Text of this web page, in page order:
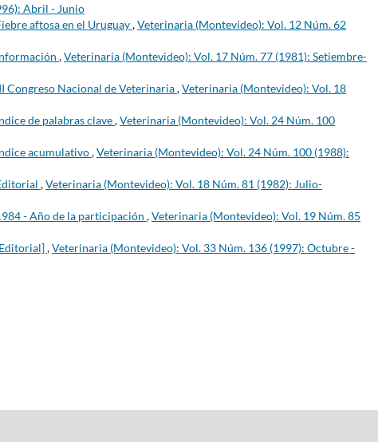
Abril - Junio
aftosa en el Uruguay,Veterinaria (Montevideo): Vol. 12 Núm. 62
,Veterinaria (Montevideo): Vol. 17 Núm. 77 (1981): Setiembre-
Congreso Nacional de Veterinaria,Veterinaria (Montevideo): Vol. 18
de palabras clave,Veterinaria (Montevideo): Vol. 24 Núm. 100
acumulativo,Veterinaria (Montevideo): Vol. 24 Núm. 100 (1988):
,Veterinaria (Montevideo): Vol. 18 Núm. 81 (1982): Julio-
- Año de la participación ,Veterinaria (Montevideo): Vol. 19 Núm. 85
,Veterinaria (Montevideo): Vol. 33 Núm. 136 (1997): Octubre -